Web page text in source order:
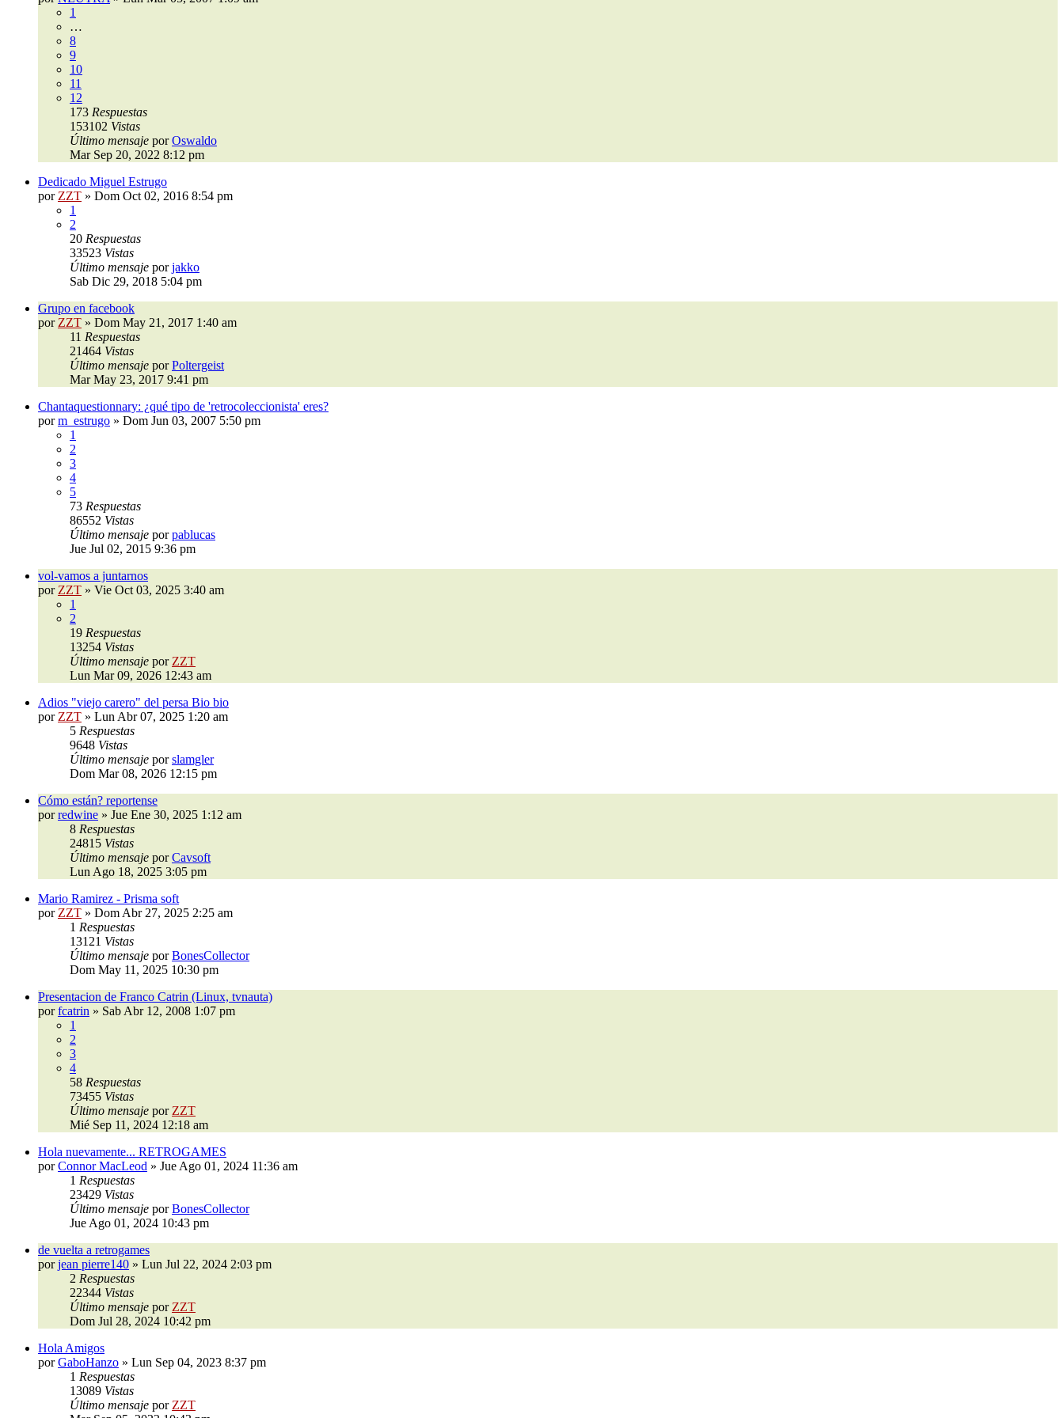
1
…
8
9
10
11
12
173 Respuestas
153102 Vistas
Último mensaje porOswaldo
Mar Sep 20, 2022 8:12 pm
Dedicado Miguel Estrugo
por ZZT » Dom Oct 02, 2016 8:54 pm
1
2
20 Respuestas
33523 Vistas
Último mensaje porjakko
Sab Dic 29, 2018 5:04 pm
Grupo en facebook
por ZZT » Dom May 21, 2017 1:40 am
11 Respuestas
21464 Vistas
Último mensaje porPoltergeist
Mar May 23, 2017 9:41 pm
Chantaquestionnary: ¿qué tipo de 'retrocoleccionista' eres?
porm_estrugo » Dom Jun 03, 2007 5:50 pm
1
2
3
4
5
73 Respuestas
86552 Vistas
Último mensaje porpablucas
Jue Jul 02, 2015 9:36 pm
vol-vamos a juntarnos
por ZZT » Vie Oct 03, 2025 3:40 am
1
2
19 Respuestas
13254 Vistas
Último mensaje por ZZT
Lun Mar 09, 2026 12:43 am
Adios "viejo carero" del persa Bio bio
por ZZT » Lun Abr 07, 2025 1:20 am
5 Respuestas
9648 Vistas
Último mensaje porslamgler
Dom Mar 08, 2026 12:15 pm
Cómo están? reportense
porredwine » Jue Ene 30, 2025 1:12 am
8 Respuestas
24815 Vistas
Último mensaje porCavsoft
Lun Ago 18, 2025 3:05 pm
Mario Ramirez - Prisma soft
por ZZT » Dom Abr 27, 2025 2:25 am
1 Respuestas
13121 Vistas
Último mensaje porBonesCollector
Dom May 11, 2025 10:30 pm
Presentacion de Franco Catrin (Linux, tvnauta)
porfcatrin » Sab Abr 12, 2008 1:07 pm
1
2
3
4
58 Respuestas
73455 Vistas
Último mensaje por ZZT
Mié Sep 11, 2024 12:18 am
Hola nuevamente... RETROGAMES
porConnor MacLeod » Jue Ago 01, 2024 11:36 am
1 Respuestas
23429 Vistas
Último mensaje porBonesCollector
Jue Ago 01, 2024 10:43 pm
de vuelta a retrogames
porjean pierre140 » Lun Jul 22, 2024 2:03 pm
2 Respuestas
22344 Vistas
Último mensaje por ZZT
Dom Jul 28, 2024 10:42 pm
Hola Amigos
porGaboHanzo » Lun Sep 04, 2023 8:37 pm
1 Respuestas
13089 Vistas
Último mensaje por ZZT